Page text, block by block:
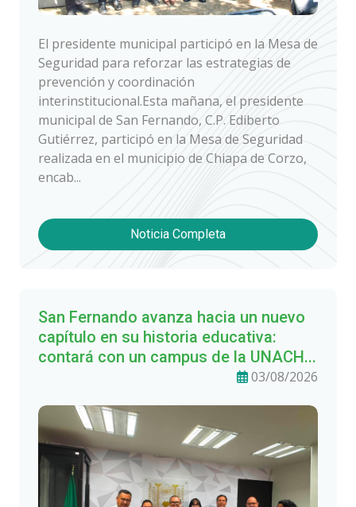
El presidente municipal participó en la Mesa de
Seguridad para reforzar las estrategias de
prevención y coordinación
interinstitucional.Esta mañana, el presidente
municipal de San Fernando, C.P. Ediberto
Gutiérrez, participó en la Mesa de Seguridad
realizada en el municipio de Chiapa de Corzo,
encab...
Noticia Completa
San Fernando avanza hacia un nuevo
capítulo en su historia educativa:
contará con un campus de la UNACH...
03/08/2026